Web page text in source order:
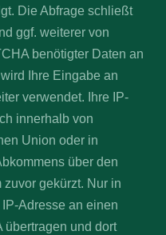
Die Abfrage schließt
ggf. weiterer von
benötigter Daten an
Ihre Eingabe an
verwendet. Ihre IP-
innerhalb von
Union oder in
über den
gekürzt. Nur in
Adresse an einen
übertragen und dort